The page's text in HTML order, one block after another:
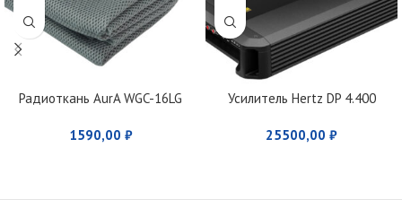
Радиоткань AurA WGC-16LG
1590,00 ₽
Усилитель Hertz DP 4.400
25500,00 ₽